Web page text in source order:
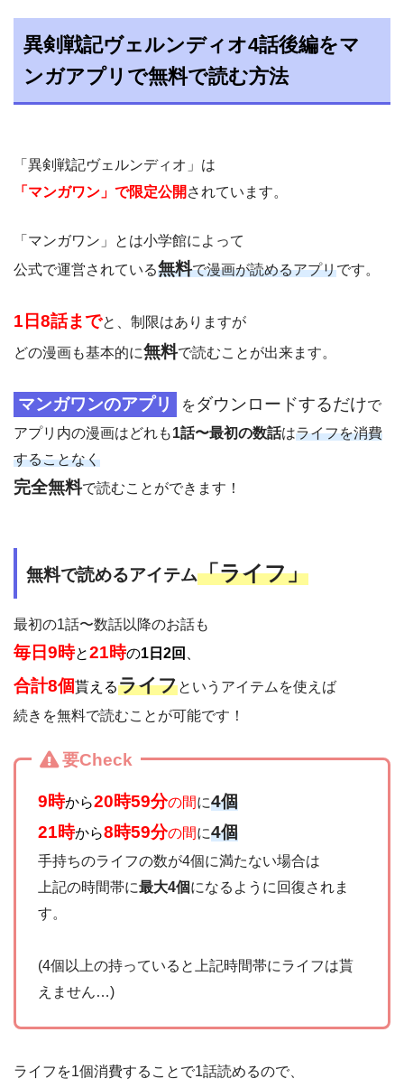
異剣戦記ヴェルンディオ4話後編をマ
ンガアプリで無料で読む方法
「異剣戦記ヴェルンディオ」は
「マンガワン」で限定公開 されています。
「マンガワン」とは小学館によって
公式で運営されている無料で漫画が読めるアプリです。
1日8話までと、制限はありますが
どの漫画も基本的に無料で読むことが出来ます。
マンガワンのアプリ をダウンロードするだけで
アプリ内の漫画はどれも1話〜最初の数話はライフを消費
することなく
完全無料で読むことができます！
無料で読めるアイテム「ライフ」
最初の1話〜数話以降のお話も
毎日9時と21時の1日2回
合計8個貰えるライフというアイテムを使えば
続きを無料で読むことが可能です！
要Check
9時から20時59分の間に4個
21時から8時59分の間に4個
手持ちのライフの数が4個に満たない場合は
上記の時間帯に最大4個になるように回復されま
す。
(4個以上の持っていると上記時間帯にライフは貰
えません…)
ライフを1個消費することで1話読めるので、